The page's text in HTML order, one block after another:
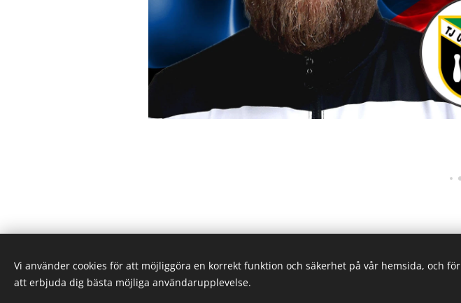
9PIN Bowling - VÄSTERÅS - SWEDEN
All rights reserved 2025
Vi använder cookies för att möjliggöra en korrekt funktion och säkerhet på vår hemsida, och för
att erbjuda dig bästa möjliga användarupplevelse.